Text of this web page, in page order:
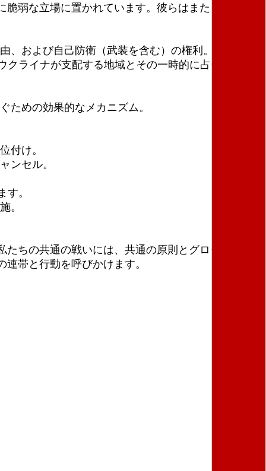
弱な立場に置かれています。彼らはまた、性的人
、および自己防衛（武装を含む）の権利。
ライナが支配する地域とその一時的に占領された
ための効果的なメカニズム。
付け。
ンセル。
。
。
ちの共通の戦いには、共通の原則とグローバルな
帯と行動を呼びかけます。